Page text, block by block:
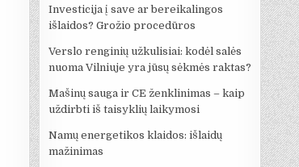
Investicija į save ar bereikalingos
išlaidos? Grožio procedūros
Verslo renginių užkulisiai: kodėl salės
nuoma Vilniuje yra jūsų sėkmės raktas?
Mašinų sauga ir CE ženklinimas – kaip
uždirbti iš taisyklių laikymosi
Namų energetikos klaidos: išlaidų
mažinimas